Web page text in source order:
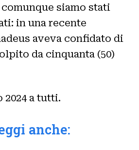
siamo stati
in una recente
aveva confidato di
da cinquanta (50)
2024 a tutti.
anche: